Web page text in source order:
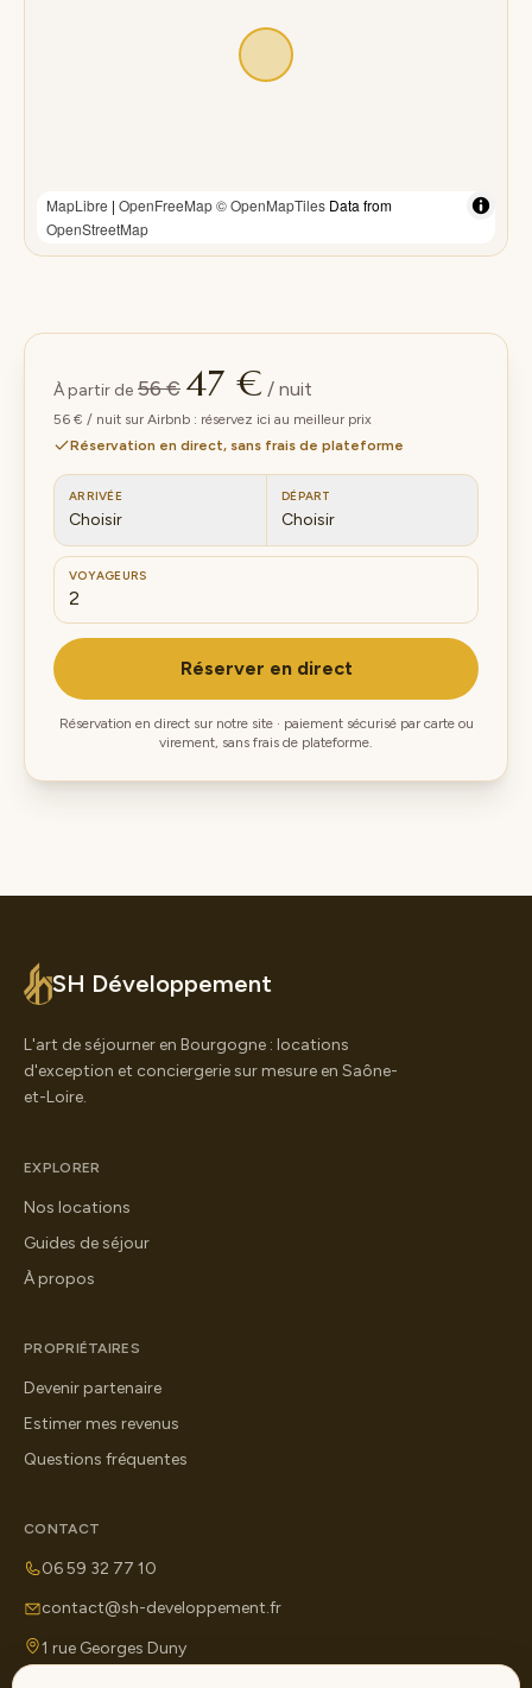
MapLibre | OpenFreeMap© OpenMapTiles Data from
OpenStreetMap
À partir de 56 € 47 € / nuit
56 € / nuit sur Airbnb : réservez ici au meilleur prix
Réservation en direct, sans frais de plateforme
ARRIVÉE
Choisir
DÉPART
Choisir
VOYAGEURS
Réserver en direct
Réservation en direct sur notre site · paiement sécurisé par carte ou
virement, sans frais de plateforme.
SH Développement
L'art de séjourner en Bourgogne : locations
d'exception et conciergerie sur mesure en Saône-
et-Loire.
EXPLORER
Nos locations
Guides de séjour
À propos
PROPRIÉTAIRES
Devenir partenaire
Estimer mes revenus
Questions fréquentes
CONTACT
06 59 32 77 10
contact@sh-developpement.fr
1 rue Georges Duny
71100 Chalon-sur-Saône